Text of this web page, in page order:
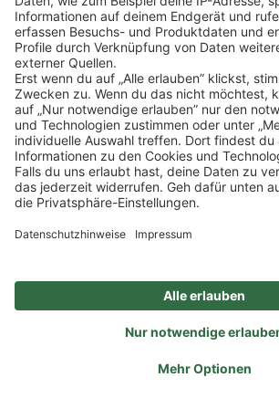
ZAHLUNGSMETHODEN
SOCIAL
NEWSLETTER
BESUCHEN SIE UNS
Nachnahmegebühren, wenn nicht anders angegeben.
DatenschutzAGB Privatsphäre-